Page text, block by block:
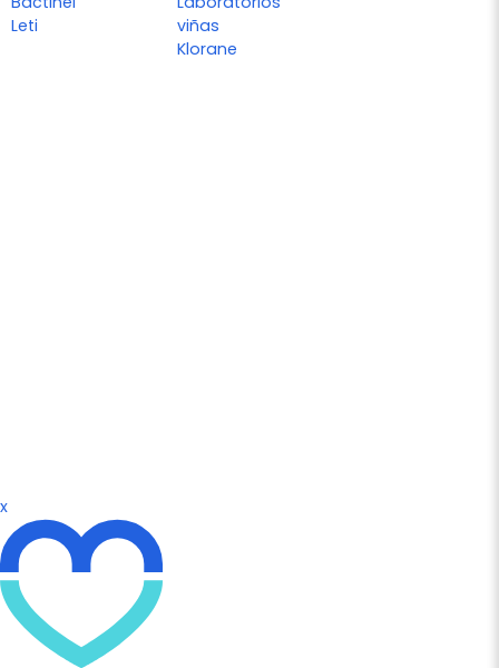
Leti
viñas
Klorane
x